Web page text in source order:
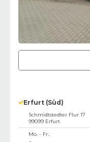
Erfurt (Süd)
Schmidtstedter Flur 17
99099 Erfurt
Mo. - Fr.: